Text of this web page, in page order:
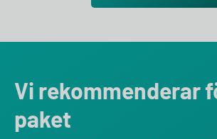
Vi rekommenderar
paket